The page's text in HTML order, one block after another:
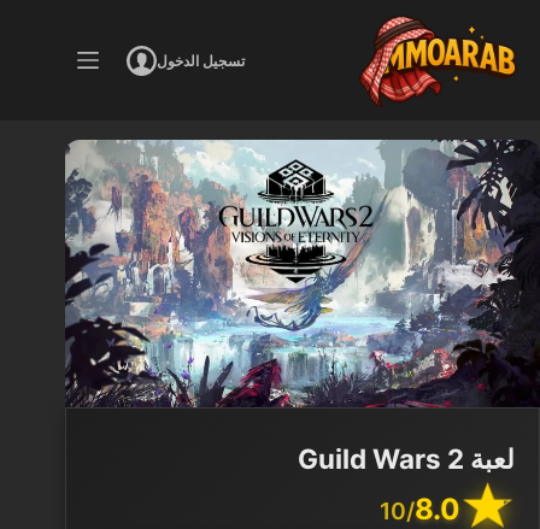
المحتوى
تسجيل الدخول
لعبة Guild Wars 2
8.0
/10